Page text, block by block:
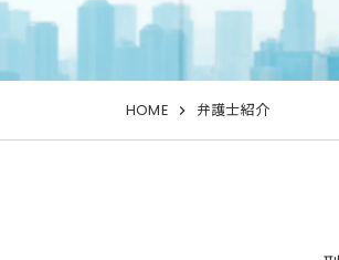
HOME 弁護士紹介